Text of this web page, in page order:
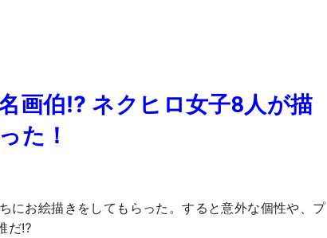
画伯⁉ ネクヒロ女子8人が描
た！
にお絵描きをしてもらった。すると意外な個性や、プ
だ⁉